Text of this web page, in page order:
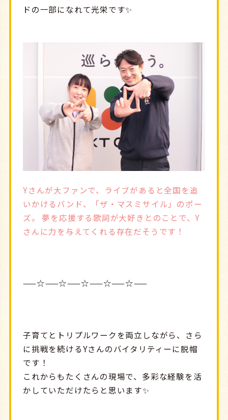
ドの一部になれて光栄です✨
Yさんが大ファンで、ライブがあると全国を追
いかけるバンド、「ザ・マスミサイル」のポー
ズ。 夢を応援する歌詞が大好きとのことで、Y
さんに力を与えてくれる存在だそうです！
——☆——☆——☆——☆——☆——
子育てとトリプルワークを両立しながら、さら
に挑戦を続けるYさんのバイタリティーに脱帽
です！
これからもたくさんの現場で、多彩な経験を活
かしていただけたらと思います✨